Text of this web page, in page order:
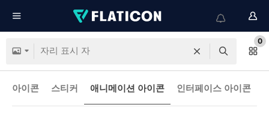
0
아이콘 스티커 애니메이션 아이콘 인터페이스 아이콘